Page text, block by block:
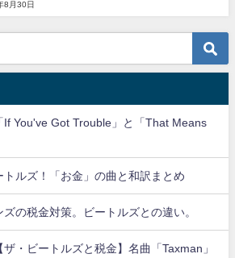
8月30日
If You've Got Trouble」と「That Means
ルズ！「お金」の曲と和訳まとめ
の税金対策。ビートルズとの違い。
・ビートルズと税金】名曲「Taxman」